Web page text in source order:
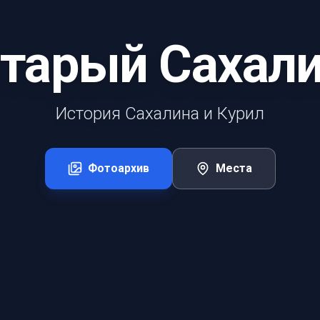
История Сахалина и Курил
Фотоархив Места